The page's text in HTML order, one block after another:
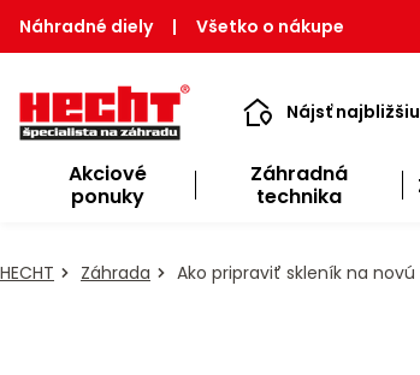
Náhradné diely | Všetko o nákupe
Nájsť
Akciové
ponuky
Záhradná
technika
HECHT Záhrada Ako pripraviť skleník na